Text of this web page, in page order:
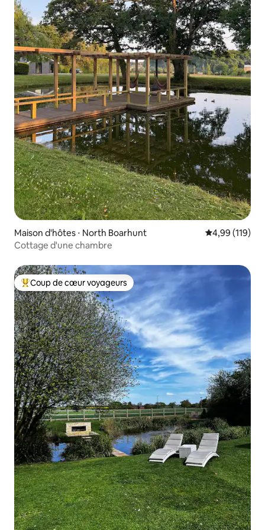
Maison d'hôtes ⋅ North Boarhunt Évaluation
4,99 (119)
Cottage d'une chambre
Coups de cœur voyageurs les plus appréciés
Coup de cœur voyageurs